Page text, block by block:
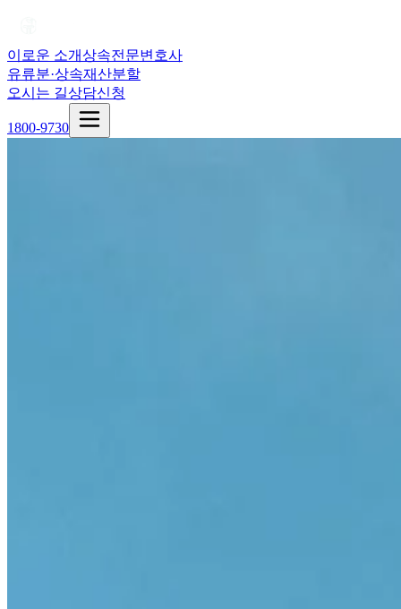
이로운 소개상속전문변호사
유류분·상속재산분할
오시는 길상담신청
1800-9730